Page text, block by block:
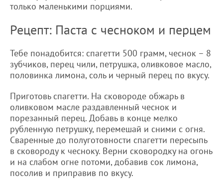
только маленькими порциями.
Рецепт: Паста с чесноком и перцем
Тебе понадобится: спагетти 500 грамм, чеснок – 8
зубчиков, перец чили, петрушка, оливковое масло,
половинка лимона, соль и черный перец по вкусу.
Приготовь спагетти. На сковороде обжарь в
оливковом масле раздавленный чеснок и
порезанный перец. Добавь в конце мелко
рубленную петрушку, перемешай и сними с огня.
Сваренные до полуготовности спагетти пересыпь
в сковороду к чесноку. Верни сковородку на огонь
и на слабом огне потоми, добавив сок лимона,
посолив и приправив по вкусу.